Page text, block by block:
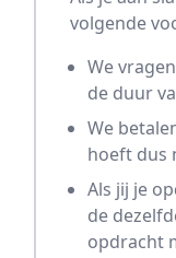
volgende
We
de duur
We
hoeft dus
Als jij je
de
opdracht